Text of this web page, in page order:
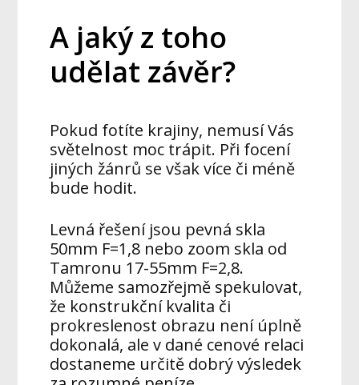
A jaký z toho
udělat závěr?
Pokud fotíte krajiny, nemusí Vás
světelnost moc trápit. Při focení
jiných žánrů se však více či méně
bude hodit.
Levná řešení jsou pevná skla
50mm F=1,8 nebo zoom skla od
Tamronu 17-55mm F=2,8.
Můžeme samozřejmě spekulovat,
že konstrukční kvalita či
prokreslenost obrazu není úplně
dokonalá, ale v dané cenové relaci
dostaneme určitě dobrý výsledek